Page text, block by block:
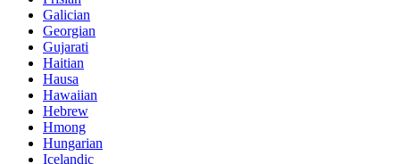
Galician
Georgian
Gujarati
Haitian
Hausa
Hawaiian
Hebrew
Hmong
Hungarian
Icelandic